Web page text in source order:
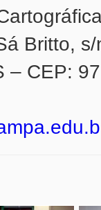
Britto, s/
– CEP: